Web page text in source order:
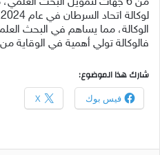
من 6 جهات لتمويل البحث
الوكالة، مما يساهم في البحث
فالوكالة تولي أهمية في الوقاية
شارك هذا الموضوع:
فيس بوك X